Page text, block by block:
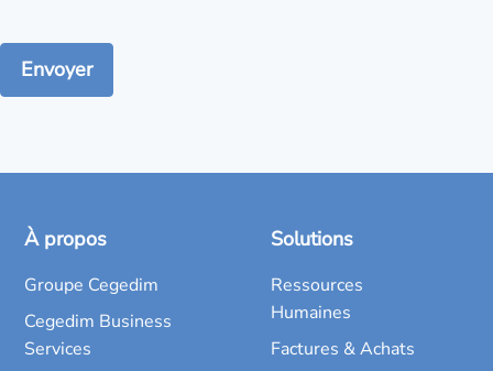
À propos
Groupe Cegedim
Cegedim Business
Services
Solutions
Ressources
Humaines
Factures & Achats